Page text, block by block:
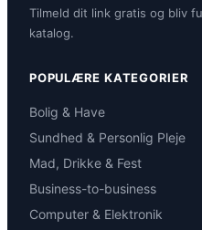
Tilmeld dit link gratis og bliv
katalog.
POPULÆRE KATEGORIER
Bolig & Have
Sundhed & Personlig Pleje
Mad, Drikke & Fest
Business-to-business
Computer & Elektronik